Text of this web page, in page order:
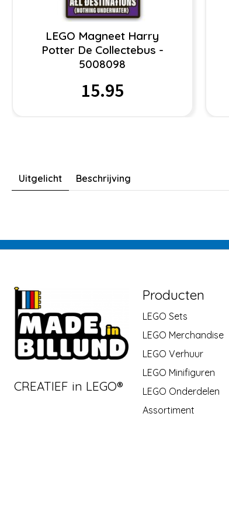
LEGO Magneet Harry
Potter De Collectebus -
5008098
15.95
Uitgelicht Beschrijving
CREATIEF in LEGO®
Producten
LEGO Sets
LEGO Merchandise
LEGO Verhuur
LEGO Minifiguren
LEGO Onderdelen
Assortiment